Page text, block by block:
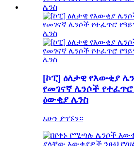
[ኮፒ] ዕለታዊ የእውቂያ
የመገናኛ ሌንሶች
ዕውቂያ ሌንስ
አሁን ያግኙን።